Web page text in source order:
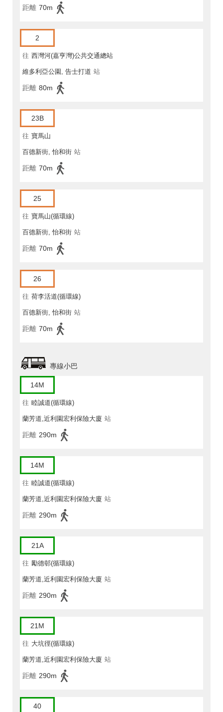
距離 70m
2
往 西灣河(嘉亨灣)公共交通總站
維多利亞公園, 告士打道 站
距離 80m
23B
往 寶馬山
百德新街, 怡和街 站
距離 70m
25
往 寶馬山(循環線)
百德新街, 怡和街 站
距離 70m
26
往 荷李活道(循環線)
百德新街, 怡和街 站
距離 70m
專線小巴
14M
往 睦誠道(循環線)
蘭芳道,近利園宏利保險大廈 站
距離 290m
14M
往 睦誠道(循環線)
蘭芳道,近利園宏利保險大廈 站
距離 290m
21A
往 勵德邨(循環線)
蘭芳道,近利園宏利保險大廈 站
距離 290m
21M
往 大坑徑(循環線)
蘭芳道,近利園宏利保險大廈 站
距離 290m
40